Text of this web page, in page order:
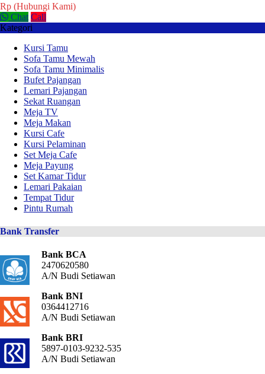
Rp (Hubungi Kami)
Chat Call
Kategori
Kursi Tamu
Sofa Tamu Mewah
Sofa Tamu Minimalis
Bufet Pajangan
Lemari Pajangan
Sekat Ruangan
Meja TV
Meja Makan
Kursi Cafe
Kursi Pelaminan
Set Meja Cafe
Meja Payung
Set Kamar Tidur
Lemari Pakaian
Tempat Tidur
Pintu Rumah
Bank Transfer
Bank BCA
2470620580
A/N Budi Setiawan
Bank BNI
0364412716
A/N Budi Setiawan
Bank BRI
5897-0103-9232-535
A/N Budi Setiawan